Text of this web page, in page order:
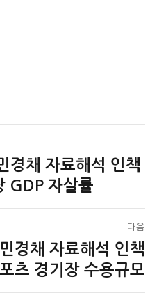
경채 자료해석 인책
GDP 자살률
다음
경채 자료해석 인책
츠 경기장 수용규모